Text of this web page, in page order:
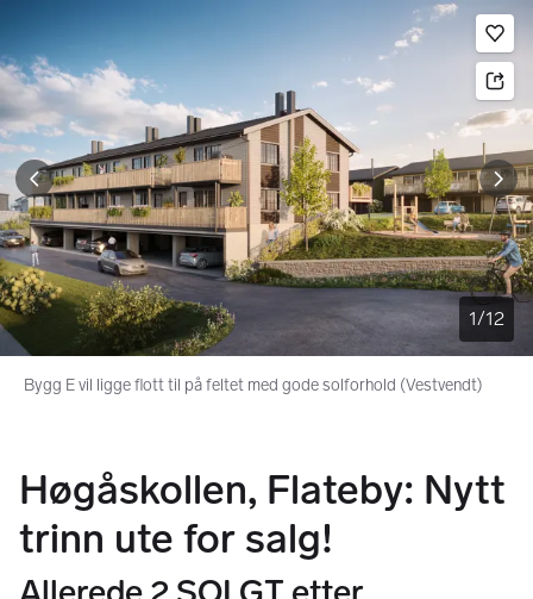
Bildegalleri
1/12
Bygg E vil ligge flott til på feltet med gode solforhold (Vestvendt)
Høgåskollen, Flateby: Nytt
trinn ute for salg!